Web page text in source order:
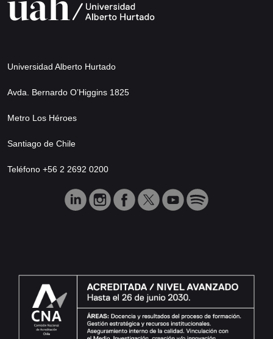
Universidad Alberto Hurtado
Avda. Bernardo O’Higgins 1825
Metro Los Héroes
Santiago de Chile
Teléfono +56 2 2692 0200